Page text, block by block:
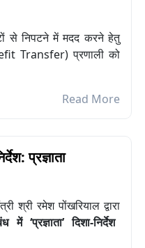
से निपटने में मदद करने हेतु
Transfer)प्रणाली को
Read More
प्रज्ञाता
श्री रमेश पोंखरियाल द्वारा
‘प्रज्ञाता’ दिशा-निर्देश